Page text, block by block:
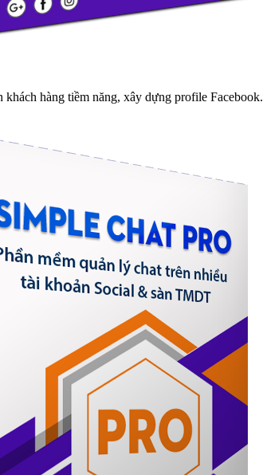
khách hàng tiềm năng, xây dựng profile Facebook.